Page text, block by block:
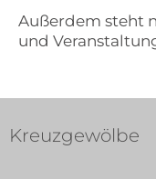
Außerdem steht
und
Kreuzgewölbe